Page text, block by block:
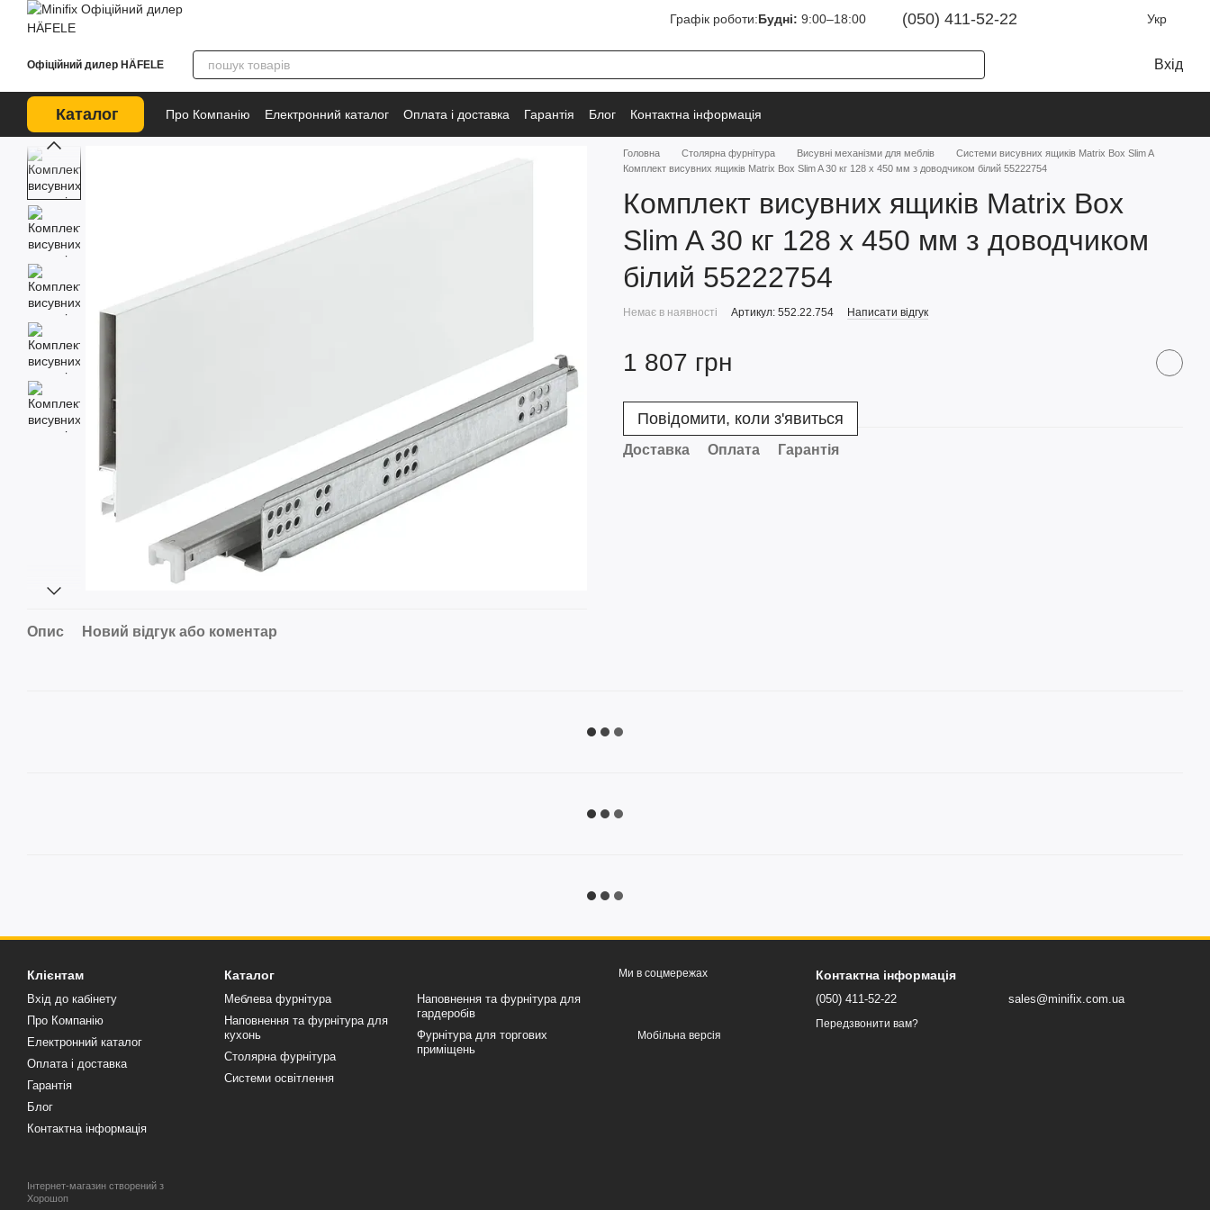
Перейти до основного контенту Графік роботи:Будні: 9:00–18:00 (050) 411-52-22 Укр
Офіційний дилер HÄFELE Вхід
Каталог Про Компанію Електронний каталог Оплата і доставка Гарантія Блог Контактна інформація
Опис Новий відгук або коментар
Головна Столярна фурнітура Висувні механізми для меблів
Системи висувних ящиків Matrix Box Slim A
Комплект висувних ящиків Matrix Box Slim A 30 кг 128 х 450 мм з доводчиком білий 55222754
Комплект висувних ящиків Matrix Box
Slim A 30 кг 128 х 450 мм з доводчиком
білий 55222754
Немає в наявності Артикул: 552.22.754 Написати відгук
1 807 грн
Повідомити, коли з'явиться
Доставка Оплата Гарантія
Клієнтам
Вхід до кабінету
Про Компанію
Електронний каталог
Оплата і доставка
Гарантія
Блог
Контактна інформація
Інтернет-магазин створений з
Хорошоп
Каталог
Меблева фурнітура
Наповнення та фурнітура для
кухонь
Столярна фурнітура
Системи освітлення
Наповнення та фурнітура для
гардеробів
Фурнітура для торгових
приміщень
Ми в соцмережах
Мобільна версія
Контактна інформація
(050) 411-52-22
Передзвонити вам?
sales@minifix.com.ua